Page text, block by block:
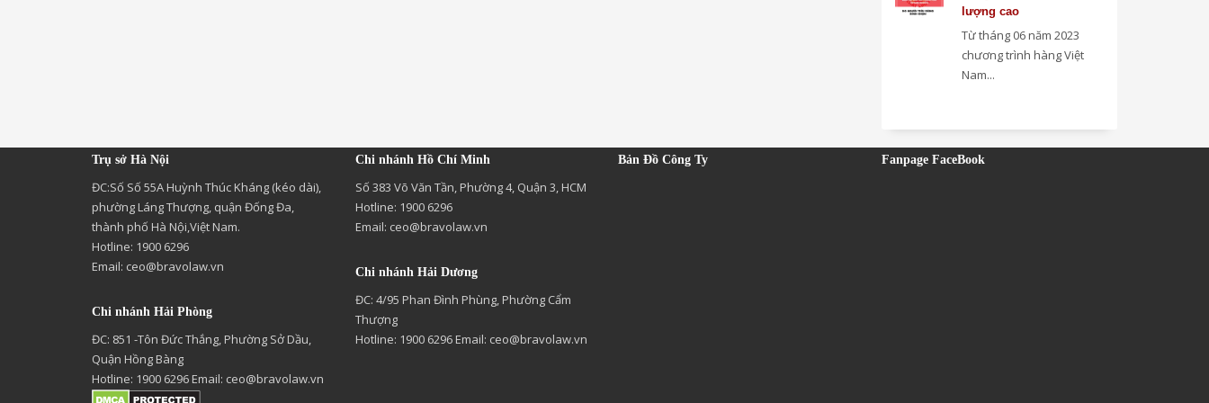
lượng cao
Từ tháng 06 năm 2023
chương trình hàng Việt
Nam...
Trụ sở Hà Nội
ĐC:Số Số 55A Huỳnh Thúc Kháng (kéo dài),
phường Láng Thượng, quận Đống Đa,
thành phố Hà Nội,Việt Nam.
Hotline: 1900 6296
Email: ceo@bravolaw.vn
Chi nhánh Hải Phòng
ĐC: 851 -Tôn Đức Thắng, Phường Sở Dầu,
Quận Hồng Bàng
Hotline: 1900 6296 Email: ceo@bravolaw.vn
Chi nhánh Hồ Chí Minh
Số 383 Võ Văn Tần, Phường 4, Quận 3, HCM
Hotline: 1900 6296
Email: ceo@bravolaw.vn
Chi nhánh Hải Dương
ĐC: 4/95 Phan Đình Phùng, Phường Cẩm
Thượng
Hotline: 1900 6296 Email: ceo@bravolaw.vn
Bản Đồ Công Ty Fanpage FaceBook